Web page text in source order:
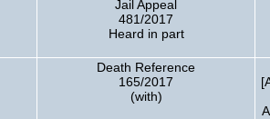
Jail Appeal
481/2017
Heard in part
Death Reference
165/2017
(with)